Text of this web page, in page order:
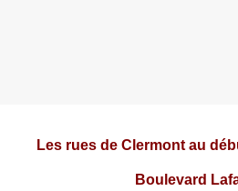
Les rues de Clermont au
Boulevard